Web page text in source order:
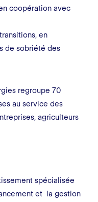
coopération avec
en
de sobriété des
regroupe 70
au service des
agriculteurs
spécialisée
et la gestion